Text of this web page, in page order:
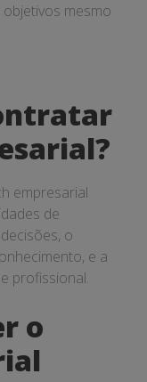
mesmo
empresarial
de
o
e a
profissional.
o